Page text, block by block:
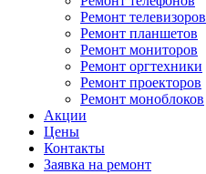
Ремонт телевизоров
Ремонт планшетов
Ремонт мониторов
Ремонт оргтехники
Ремонт проекторов
Ремонт моноблоков
Акции
Цены
Контакты
Заявка на ремонт